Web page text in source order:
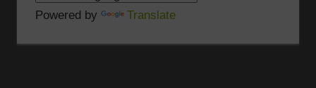
Powered by Translate